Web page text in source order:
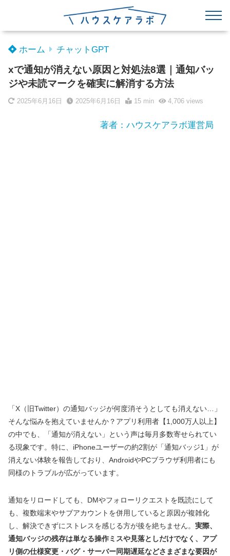
ホーム チャットGPT
xで通知が消えない原因と対処法8選｜通知バッ
ジや未読マークを確実に解消する方法
2025年6月16日 2025年6月16日 15 min 4,706views
著者：ハウスケアラボ運営局
「X（旧Twitter）の通知バッジが何度消そうとしても消えない…」
そんな悩みを抱えていませんか？アプリ利用者【1,000万人以上】
の中でも、「通知が消えない」という声は毎月多数寄せられてい
る現象です。特に、iPhoneユーザーの約2割が「通知バッジ1」が
消えない体験を報告しており、AndroidやPCブラウザ利用者にも
同様のトラブルが広がっています。
通知をリロードしても、DMやフォローリクエストを既読にして
も、複数端末やサブアカウントを併用していると原因が複雑化
し、解決できずにストレスを感じる方が後を絶ちません。 実際、
通知バッジの残存は単なる操作ミスや見落としだけでなく、アプ
リ側の仕様変更・バグ・サーバー同期遅延などさまざまな要因が